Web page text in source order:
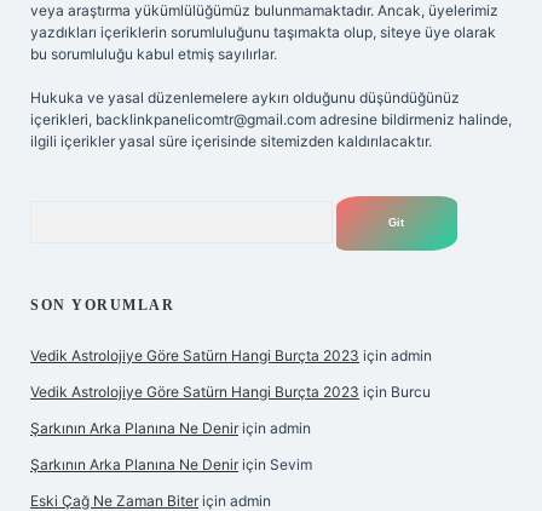
veya araştırma yükümlülüğümüz bulunmamaktadır. Ancak, üyelerimiz
yazdıkları içeriklerin sorumluluğunu taşımakta olup, siteye üye olarak
bu sorumluluğu kabul etmiş sayılırlar.
Hukuka ve yasal düzenlemelere aykırı olduğunu düşündüğünüz
içerikleri, backlinkpanelicomtr@gmail.com adresine bildirmeniz halinde,
ilgili içerikler yasal süre içerisinde sitemizden kaldırılacaktır.
SON YORUMLAR
Vedik Astrolojiye Göre Satürn Hangi Burçta 2023 için admin
Vedik Astrolojiye Göre Satürn Hangi Burçta 2023 için Burcu
Şarkının Arka Planına Ne Denir için admin
Şarkının Arka Planına Ne Denir için Sevim
Eski Çağ Ne Zaman Biter için admin